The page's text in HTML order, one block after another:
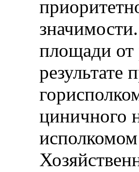
площади от
результате
циничного